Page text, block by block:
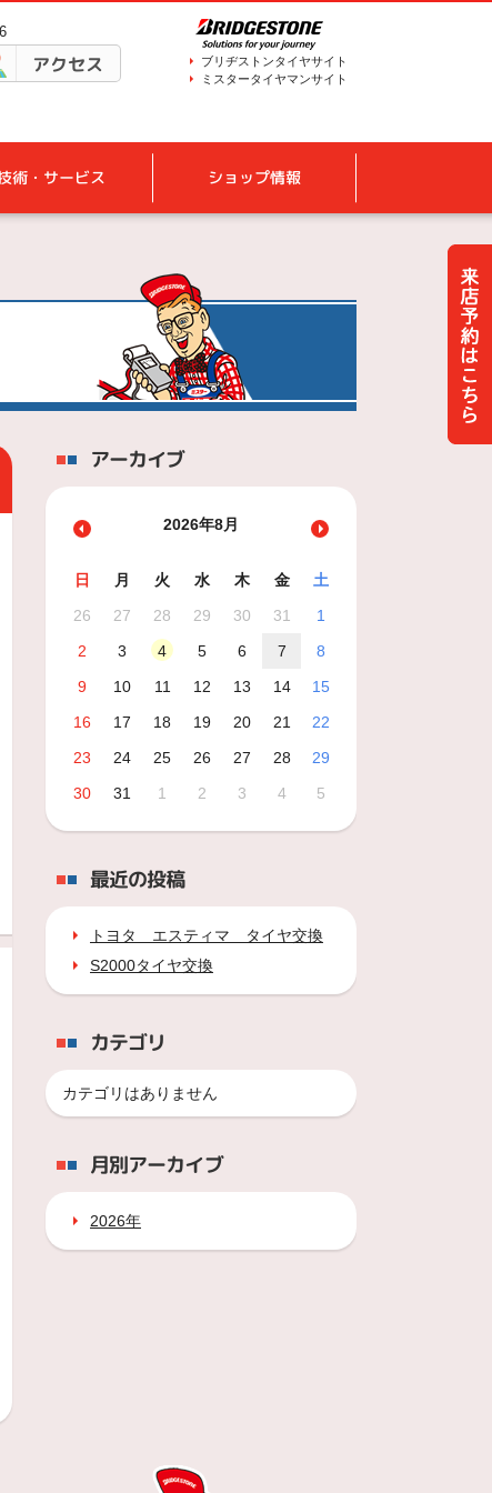
アクセス
ブリヂストンタイヤサイト
ミスタータイヤマンサイト
術・サービス ショップ情報
アーカイブ
2026年8月
日 月 火 水 木 金
土
26
27 28 29 30 31
1
2
3 4 5 6 7
8
9
10 11 12 13 14
15
16
17 18 19 20 21
22
23
24 25 26 27 28
29
30
31 1 2 3 4 5
最近の投稿
トヨタ エスティマ タイヤ交換
S2000タイヤ交換
カテゴリ
カテゴリはありません
月別アーカイブ
2026年